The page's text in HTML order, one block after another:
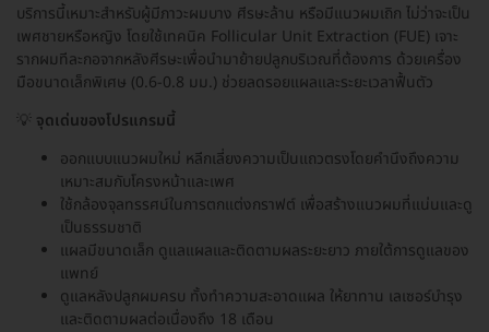
บริการนี้เหมาะสำหรับผู้มีภาวะผมบาง ศีรษะล้าน หรือมีแนวผมเถิก ไม่ว่าจะเป็น
เพศชายหรือหญิง โดยใช้เทคนิค Follicular Unit Extraction (FUE) เจาะ
รากผมทีละกอจากหลังศีรษะเพื่อนำมาย้ายปลูกบริเวณที่ต้องการ ด้วยเครื่อง
มือขนาดเล็กพิเศษ (0.6-0.8 มม.) ช่วยลดรอยแผลและระยะเวลาฟื้นตัว
💡 จุดเด่นของโปรแกรมนี้
ออกแบบแนวผมใหม่ หลีกเลี่ยงความเป็นแถวตรงโดยคำนึงถึงความ
เหมาะสมกับโครงหน้าและเพศ
ใช้กล้องจุลทรรศน์ในการตกแต่งกราฟต์ เพื่อสร้างแนวผมที่แน่นและดู
เป็นธรรมชาติ
แผลมีขนาดเล็ก ดูแลแผลและติดตามผลระยะยาว ภายใต้การดูแลของ
แพทย์
ดูแลหลังปลูกผมครบ ทั้งทำความสะอาดแผล ให้ยาทาน เลเซอร์บำรุง
และติดตามผลต่อเนื่องถึง 18 เดือน